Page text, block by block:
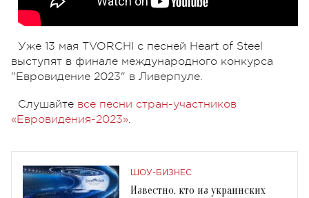
Уже 13 мая TVORCHI с песней Heart of Steel
выступят в финале международного конкурса
"Евровидение 2023" в Ливерпуле.
Слушайте все песни стран-участников
«Евровидения-2023».
ШОУ-БИЗНЕС
Известно, кто из украинских